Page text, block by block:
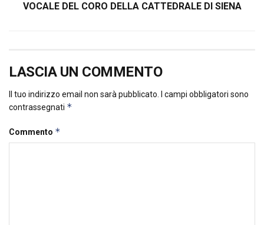
VOCALE DEL CORO DELLA CATTEDRALE DI SIENA
LASCIA UN COMMENTO
Il tuo indirizzo email non sarà pubblicato.
I campi obbligatori sono
contrassegnati *
Commento *